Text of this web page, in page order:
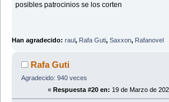
posibles patrocinios se los corten
Han agradecido: raul, Rafa Guti, Saxxon, Rafanovel
Rafa Guti
Agradecido: 940 veces
« Respuesta #20 en: 19 de Marzo de